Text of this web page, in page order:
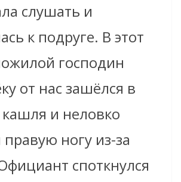
слушать и
к подруге. В этот
господин
от нас зашёлся в
кашля и неловко
ногу из-за
споткнулся